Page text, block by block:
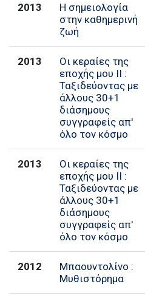
2013
Η σημειολογία
στην καθημερινή
ζωή
2013
Οι κεραίες της
εποχής μου ΙΙ :
Ταξιδεύοντας με
άλλους 30+1
διάσημους
συγγραφείς απ'
όλο τον κόσμο
2013
Οι κεραίες της
εποχής μου ΙΙ :
Ταξιδεύοντας με
άλλους 30+1
διάσημους
συγγραφείς απ'
όλο τον κόσμο
2012
Μπαουντολίνο :
Μυθιστόρημα